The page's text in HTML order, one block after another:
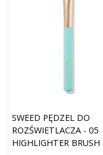
SWEED PĘDZEL DO
ROZŚWIETLACZA - 05
HIGHLIGHTER BRUSH